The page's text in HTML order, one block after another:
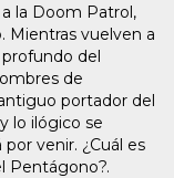
la Doom Patrol,
Mientras vuelven a
del
de
portador del
lo ilógico se
venir. ¿Cuál es
Pentágono?.